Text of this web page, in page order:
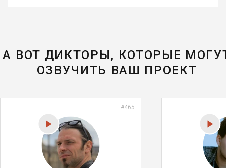
А ВОТ ДИКТОРЫ, КОТОРЫЕ
ОЗВУЧИТЬ ВАШ ПРОЕКТ
#465